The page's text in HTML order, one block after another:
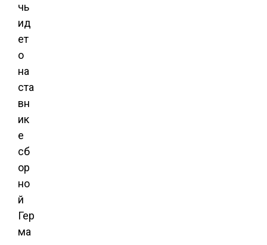
чь
ид
ет
о
на
ста
вн
ик
е
сб
ор
но
й
Гер
ма